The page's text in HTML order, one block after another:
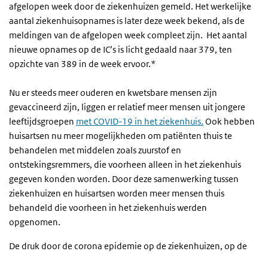
afgelopen week door de ziekenhuizen gemeld. Het werkelijke
aantal ziekenhuisopnames is later deze week bekend, als de
meldingen van de afgelopen week compleet zijn. Het aantal
nieuwe opnames op de IC’s is licht gedaald naar 379, ten
opzichte van 389 in de week ervoor.*
Nu er steeds meer ouderen en kwetsbare mensen zijn
gevaccineerd zijn, liggen er relatief meer mensen uit jongere
leeftijdsgroepen met COVID-19 in het ziekenhuis. Ook hebben
huisartsen nu meer mogelijkheden om patiënten thuis te
behandelen met middelen zoals zuurstof en
ontstekingsremmers, die voorheen alleen in het ziekenhuis
gegeven konden worden. Door deze samenwerking tussen
ziekenhuizen en huisartsen worden meer mensen thuis
behandeld die voorheen in het ziekenhuis werden
opgenomen.
De druk door de corona epidemie op de ziekenhuizen, op de